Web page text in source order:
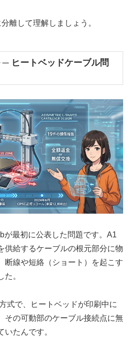
離して理解しましょう。
ヒートベッドケーブル問
が最初に公表した問題です。A1
供給するケーブルの根元部分に物
断線や短絡（ショート）を起こす
。
式で、ヒートベッドが印刷中に
その可動部のケーブル接続点に無
たんです。